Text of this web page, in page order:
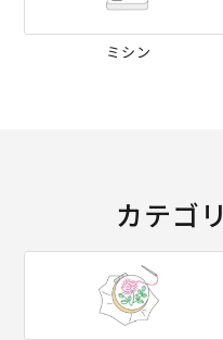
ミシン
カテゴ